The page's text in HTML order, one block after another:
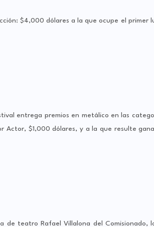
$4,000 dólares a la que ocupe el primer
entrega premios en metálico en las
Actor, $1,000 dólares, y a la que resulte
de teatro Rafael Villalona del Comisionado,